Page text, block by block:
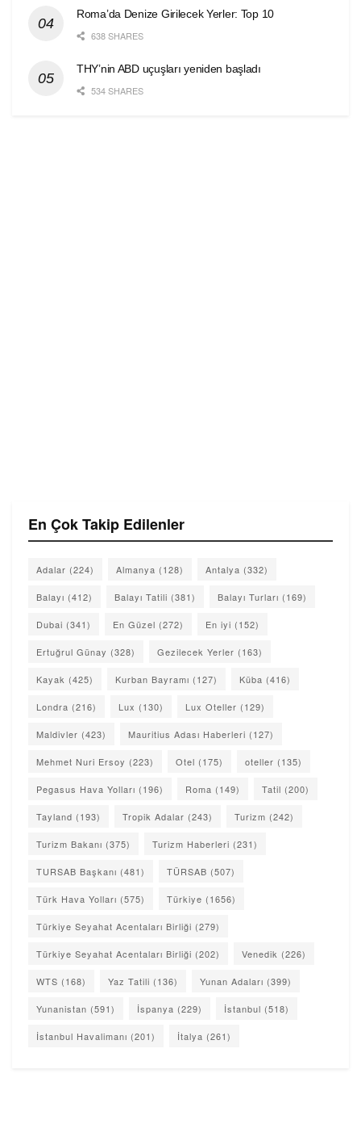
Roma’da Denize Girilecek Yerler: Top 10
638 SHARES
THY’nin ABD uçuşları yeniden başladı
534 SHARES
En Çok Takip Edilenler
Adalar (224) Almanya (128) Antalya (332)
Balayı (412) Balayı Tatili (381) Balayı Turları (169)
Dubai (341) En Güzel (272) En iyi (152)
Ertuğrul Günay (328) Gezilecek Yerler (163)
Kayak (425) Kurban Bayramı (127) Küba (416)
Londra (216) Lux (130) Lux Oteller (129)
Maldivler (423) Mauritius Adası Haberleri (127)
Mehmet Nuri Ersoy (223) Otel (175) oteller (135)
Pegasus Hava Yolları (196) Roma (149) Tatil (200)
Tayland (193) Tropik Adalar (243) Turizm (242)
Turizm Bakanı (375) Turizm Haberleri (231)
TURSAB Başkanı (481) TÜRSAB (507)
Türk Hava Yolları (575) Türkiye (1656)
Türkiye Seyahat Acentaları Birliği (279)
Türkiye Seyahat Acentaları Birliği (202) Venedik (226)
WTS (168) Yaz Tatili (136) Yunan Adaları (399)
Yunanistan (591) İspanya (229) İstanbul (518)
İstanbul Havalimanı (201) İtalya (261)